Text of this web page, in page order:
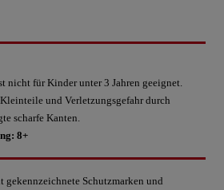
nicht für Kinder unter 3 Jahren geeignet.
und Verletzungsgefahr durch
scharfe Kanten.
8+
Schutzmarken und